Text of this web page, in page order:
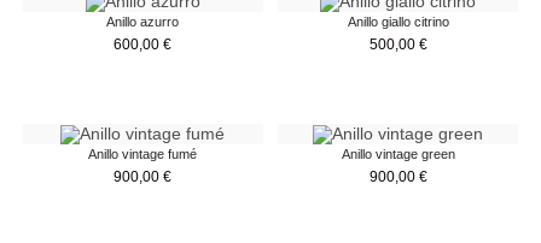
Anillo azurro
600,00€
Anillo giallo citrino
500,00 €
Anillo vintage fumé
900,00€
Anillo vintage green
900,00 €